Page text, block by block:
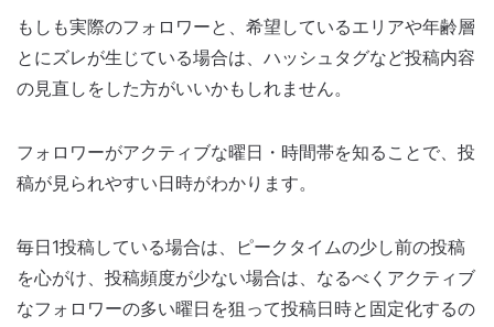
もしも実際のフォロワーと、希望しているエリアや年齢層
とにズレが生じている場合は、ハッシュタグなど投稿内容
の見直しをした方がいいかもしれません。
フォロワーがアクティブな曜日・時間帯を知ることで、投
稿が見られやすい日時がわかります。
毎日1投稿している場合は、ピークタイムの少し前の投稿
を心がけ、投稿頻度が少ない場合は、なるべくアクティブ
なフォロワーの多い曜日を狙って投稿日時と固定化するの